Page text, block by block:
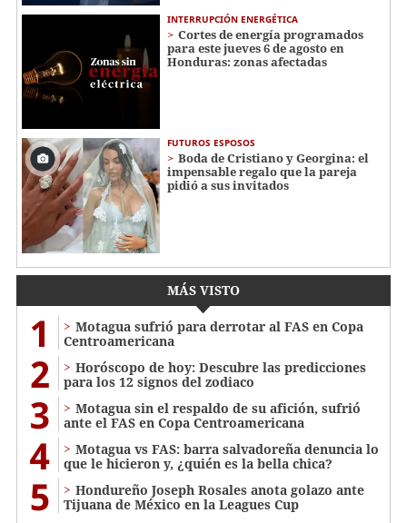
INTERRUPCIÓN ENERGÉTICA
Cortes de energía programados
para este jueves 6 de agosto en
Honduras: zonas afectadas
FUTUROS ESPOSOS
Boda de Cristiano y Georgina: el
impensable regalo que la pareja
pidió a sus invitados
MÁS VISTO
1
Motagua sufrió para derrotar al FAS en Copa
Centroamericana
2
Horóscopo de hoy: Descubre las predicciones
para los 12 signos del zodiaco
3
Motagua sin el respaldo de su afición, sufrió
ante el FAS en Copa Centroamericana
4
Motagua vs FAS: barra salvadoreña denuncia lo
que le hicieron y, ¿quién es la bella chica?
5
Hondureño Joseph Rosales anota golazo ante
Tijuana de México en la Leagues Cup